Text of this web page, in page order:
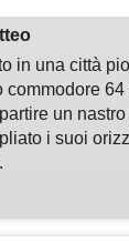
in una città
commodore
un
i suoi